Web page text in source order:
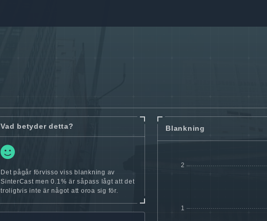
Vad betyder detta?
Det pågår förvisso viss blankning av
SinterCast men 0.1% är såpass lågt att det
troligtvis inte är något att oroa sig för.
Blankning